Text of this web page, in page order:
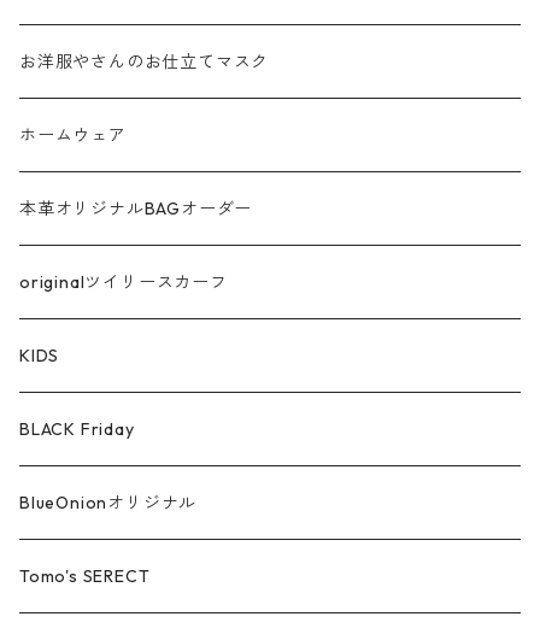
シャギー
ラメ
サテン
綿ローン
シルケットコットン
ファー ムートン
汗染み防止
お洋服やさんのお仕立てマスク
ホームウェア
本革オリジナルBAGオーダー
originalツイリースカーフ
KIDS
BLACK Friday
BlueOnionオリジナル
Tomo's SERECT